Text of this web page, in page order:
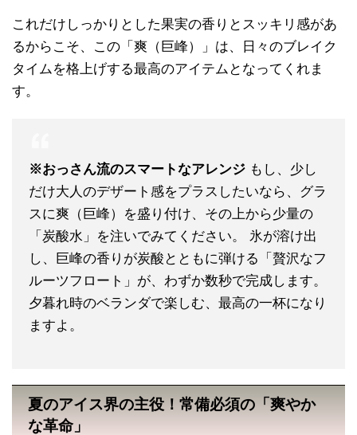
これだけしっかりとした果実の香りとスッキリ感があ
るからこそ、この「爽（巨峰）」は、日々のブレイク
タイムを格上げする最高のアイテムとなってくれま
す。
※おっさん流のスマートなアレンジ もし、少し
だけ大人のデザート感をプラスしたいなら、グラ
スに爽（巨峰）を盛り付け、その上から少量の
「炭酸水」を注いでみてください。 氷が溶け出
し、巨峰の香りが炭酸とともに弾ける「贅沢なフ
ルーツフロート」が、わずか数秒で完成します。
夕暮れ時のベランダで楽しむ、最高の一杯になり
ますよ。
夏のアイス界の主役！常備必須の「爽やか
な革命」